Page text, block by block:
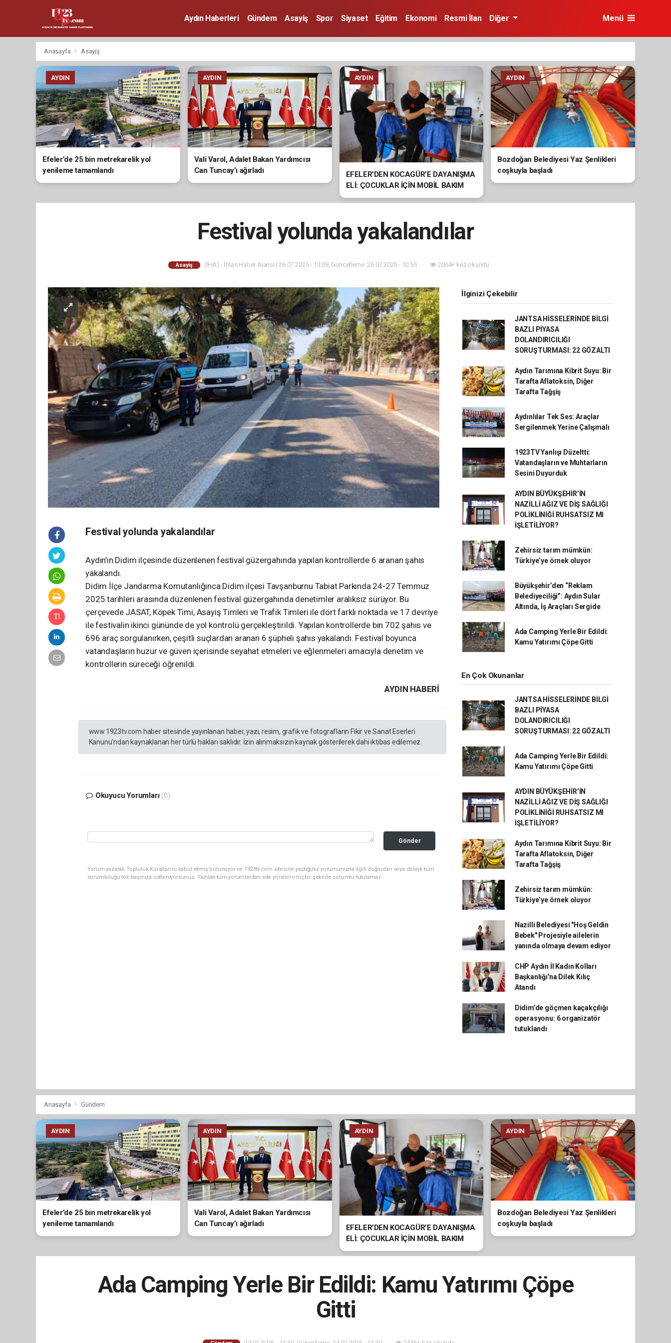
Aydın Haberleri Gündem Asayiş Spor Siyaset Eğitim Ekonomi Resmi İlan Diğer Menü
Anasayfa Asayiş
AYDIN
Efeler’de 25 bin metrekarelik yol
yenileme tamamlandı
AYDIN
Vali Varol, Adalet Bakan Yardımcısı
Can Tuncay’ı ağırladı
AYDIN
EFELER’DEN KOCAGÜR’E DAYANIŞMA
ELİ: ÇOCUKLAR İÇİN MOBİL BAKIM
HİZMETİ
AYDIN
Bozdoğan Belediyesi Yaz Şenlikleri
coşkuyla başladı
Festival yolunda yakalandılar
Asayiş (İHA) - İhlas Haber Ajansı | 26.07.2025 - 13:09, Güncelleme: 26.07.2025 - 10:55 2064+ kez okundu.
Festival yolunda yakalandılar
Aydın’ın Didim ilçesinde düzenlenen festival güzergahında yapılan kontrollerde 6 aranan şahıs
yakalandı.
Didim İlçe Jandarma Komutanlığınca Didim ilçesi Tavşanburnu Tabiat Parkında 24-27 Temmuz
2025 tarihleri arasında düzenlenen festival güzergahında denetimler aralıksız sürüyor. Bu
çerçevede JASAT, Köpek Timi, Asayiş Timleri ve Trafik Timleri ile dört farklı noktada ve 17 devriye
ile festivalin ikinci gününde de yol kontrolü gerçekleştirildi. Yapılan kontrollerde bin 702 şahıs ve
696 araç sorgulanırken, çeşitli suçlardan aranan 6 şüpheli şahıs yakalandı. Festival boyunca
vatandaşların huzur ve güven içerisinde seyahat etmeleri ve eğlenmeleri amacıyla denetim ve
kontrollerin süreceği öğrenildi.
AYDIN HABERİ
www.1923tv.com haber sitesinde yayınlanan haber, yazı, resim, grafik ve fotografların Fikir ve Sanat Eserleri
Kanunu’ndan kaynaklanan her türlü hakları saklıdır. İzin alınmaksızın kaynak gösterilerek dahi iktibas edilemez.
Okuyucu Yorumları (0)
Gönder
Yorum yazarak Topluluk Kuralları’nı kabul etmiş bulunuyor ve 1923tv.com sitesine yaptığınız yorumunuzla ilgili doğrudan veya dolaylı tüm
sorumluluğu tek başınıza üstleniyorsunuz. Yazılan tüm yorumlardan site yönetimi hiçbir şekilde sorumlu tutulamaz.
İlginizi Çekebilir
JANTSA HİSSELERİNDE BİLGİ
BAZLI PİYASA
DOLANDIRICILIĞI
SORUŞTURMASI: 22 GÖZALTI
Aydın Tarımına Kibrit Suyu: Bir
Tarafta Aflatoksin, Diğer
Tarafta Tağşiş
Aydınlılar Tek Ses: Araçlar
Sergilenmek Yerine Çalışmalı
1923TV Yanlışı Düzeltti:
Vatandaşların ve Muhtarların
Sesini Duyurduk
AYDIN BÜYÜKŞEHİR’İN
NAZİLLİ AĞIZ VE DİŞ SAĞLIĞI
POLİKLİNİĞİ RUHSATSIZ MI
İŞLETİLİYOR?
Zehirsiz tarım mümkün:
Türkiye’ye örnek oluyor
Büyükşehir’den “Reklam
Belediyeciliği”: Aydın Sular
Altında, İş Araçları Sergide
Ada Camping Yerle Bir Edildi:
Kamu Yatırımı Çöpe Gitti
En Çok Okunanlar
JANTSA HİSSELERİNDE BİLGİ
BAZLI PİYASA
DOLANDIRICILIĞI
SORUŞTURMASI: 22 GÖZALTI
Ada Camping Yerle Bir Edildi:
Kamu Yatırımı Çöpe Gitti
AYDIN BÜYÜKŞEHİR’İN
NAZİLLİ AĞIZ VE DİŞ SAĞLIĞI
POLİKLİNİĞİ RUHSATSIZ MI
İŞLETİLİYOR?
Aydın Tarımına Kibrit Suyu: Bir
Tarafta Aflatoksin, Diğer
Tarafta Tağşiş
Zehirsiz tarım mümkün:
Türkiye’ye örnek oluyor
Nazilli Belediyesi "Hoş Geldin
Bebek" Projesiyle ailelerin
yanında olmaya devam ediyor
CHP Aydın İl Kadın Kolları
Başkanlığı'na Dilek Kılıç
Atandı
Didim’de göçmen kaçakçılığı
operasyonu: 6 organizatör
tutuklandı
Anasayfa Gündem
AYDIN
Efeler’de 25 bin metrekarelik yol
yenileme tamamlandı
AYDIN
Vali Varol, Adalet Bakan Yardımcısı
Can Tuncay’ı ağırladı
AYDIN
EFELER’DEN KOCAGÜR’E DAYANIŞMA
ELİ: ÇOCUKLAR İÇİN MOBİL BAKIM
HİZMETİ
AYDIN
Bozdoğan Belediyesi Yaz Şenlikleri
coşkuyla başladı
Ada Camping Yerle Bir Edildi: Kamu Yatırımı Çöpe
Gitti